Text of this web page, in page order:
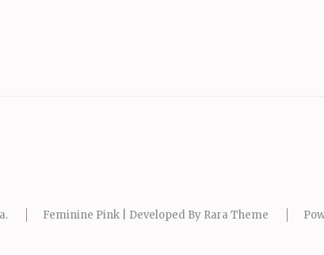
. Feminine Pink | Developed By Rara Theme